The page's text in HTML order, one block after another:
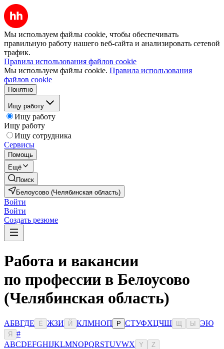
Мы используем файлы cookie, чтобы обеспечивать
правильную работу нашего веб-сайта и анализировать сетевой
трафик.
Правила использования файлов cookie
Мы используем файлы cookie. Правила использования
файлов cookie
Понятно
Ищу работу
Ищу работу
Ищу работу
Ищу сотрудника
Сервисы
Помощь
Ещё
Поиск
Белоусово (Челябинская область)
Войти
Войти
Создать резюме
Работа и вакансии
по профессии в Белоусово
(Челябинская область)
АБВГДЕ Ё ЖЗИ Й КЛМНОП Р СТУФХЦЧШ Ы ЭЮ
Я
#
ABCDEFGHIJKLMNOPQRSTUVWX Y Z